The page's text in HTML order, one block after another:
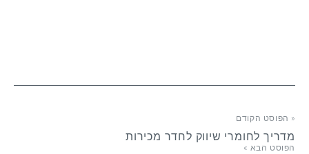
« הפוסט הקודם
מדריך לחומרי שיווק לחדר מכירות
הפוסט הבא »